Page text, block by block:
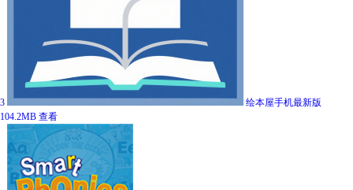
3
绘本屋手机最新版
104.2MB 查看